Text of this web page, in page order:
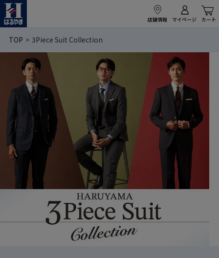
店舗情報 マイページ カート
TOP 3Piece Suit Collection